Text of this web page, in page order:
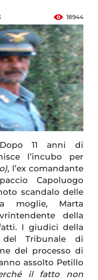
18944
Dopo 11 anni di
l’incubo per
, l’ex comandante
Capoluogo
scandalo delle
moglie, Marta
della
I giudici della
del Tribunale di
del processo di
assolto Petillo
il fatto non